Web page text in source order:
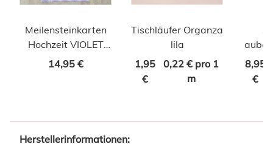
Meilensteinkarten
Hochzeit VIOLET
DREAMS
14,95 €
Tischläufer Organza
lila
1,95
€
0,22 € pro 1
m
8,95
€
Herstellerinformationen: